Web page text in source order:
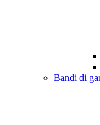
Bandi di